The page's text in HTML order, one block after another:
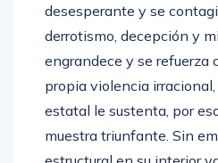
desesperante y se
derrotismo, decepción y
engrandece y se refuerza
propia violencia
estatal le sustenta, por
muestra triunfante. Sin